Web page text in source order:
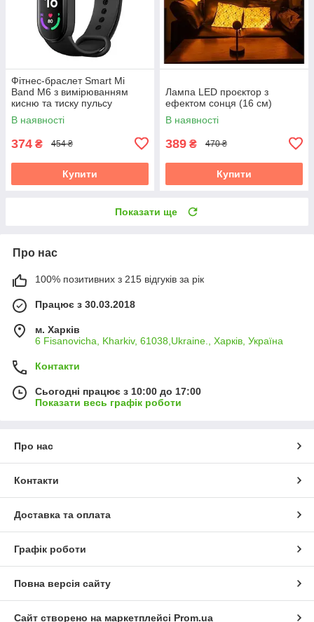
Фітнес-браслет Smart Mi
Band M6 з вимірюванням
кисню та тиску пульсу
В наявності
374 ₴ 454 ₴
Купити
Лампа LED проєктор з
ефектом сонця (16 см)
В наявності
389 ₴ 470 ₴
Купити
Показати ще
Про нас
100% позитивних з 215 відгуків за рік
Працює з 30.03.2018
м. Харків
6 Fisanovicha, Kharkiv, 61038,Ukraine., Харків, Україна
Контакти
Сьогодні працює з 10:00 до 17:00
Показати весь графік роботи
Про нас
Контакти
Доставка та оплата
Графік роботи
Повна версія сайту
Сайт створено на маркетплейсі Prom.ua